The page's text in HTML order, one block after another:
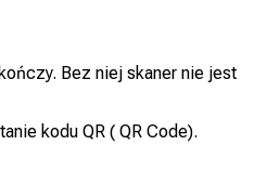
Bez niej skaner nie jest
kodu QR ( QR Code).